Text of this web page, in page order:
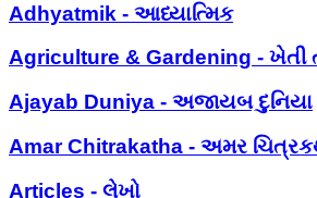
Adhyatmik - આધ્યાત્મિક
Agriculture & Gardening - ખેતી
Ajayab Duniya - અજાયબ દુનિયા
Amar Chitrakatha - અમર
Articles - લેખો